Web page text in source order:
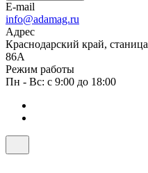
E-mail
info@adamag.ru
Адрес
Краснодарский край,
86А
Режим работы
Пн - Вс: с 9:00 до 18:00